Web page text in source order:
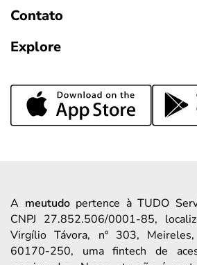
Contato
Explore
A meutudopertence à TUDO
CNPJ 27.852.506/0001-85,
Virgílio Távora, nº 303, Meireles,
60170-250, uma fintech de